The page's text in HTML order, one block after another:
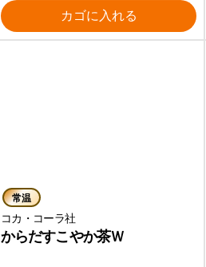
カゴに入れる
常温
コカ・コーラ社
からだすこやか茶Ｗ